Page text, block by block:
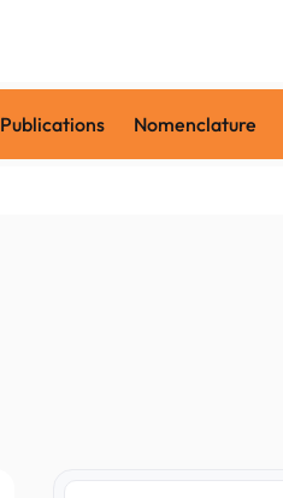
Publications Nomenclature